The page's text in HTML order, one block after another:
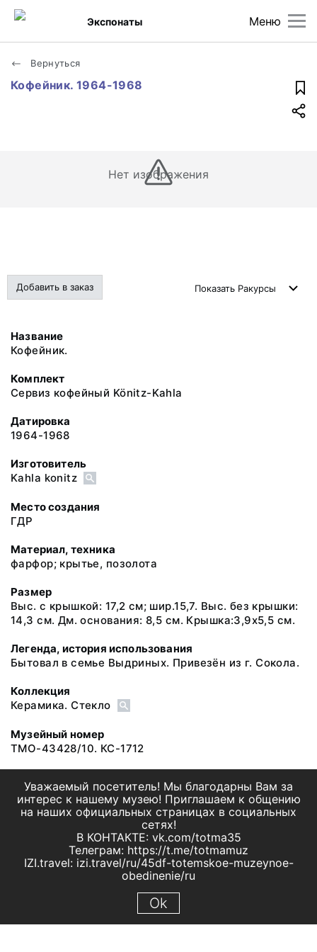
Меню
Экспонаты
Вернуться
Кофейник. 1964-1968
Нет изображения
Добавить в заказ Показать Ракурсы
Название
Кофейник.
Комплект
Сервиз кофейный Könitz-Kahla
Датировка
1964-1968
Изготовитель
Kahla konitz
Место создания
ГДР
Материал, техника
фарфор; крытье, позолота
Размер
Выс. с крышкой: 17,2 см; шир.15,7. Выс. без крышки:
14,3 см. Дм. основания: 8,5 см. Крышка:3,9х5,5 см.
Легенда, история использования
Бытовал в семье Выдриных. Привезён из г. Сокола.
Коллекция
Керамика. Стекло
Музейный номер
ТМО-43428/10. КС-1712
Уважаемый посетитель! Мы благодарны Вам за
интерес к нашему музею! Приглашаем к общению
на наших официальных страницах в социальных
сетях!
В КОНТАКТЕ: vk.com/totma35
Телеграм: https://t.me/totmamuz
IZI.travel: izi.travel/ru/45df-totemskoe-muzeynoe-
obedinenie/ru
Ok